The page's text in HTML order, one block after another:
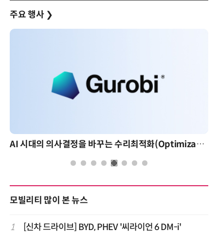
주요 행사 ❯
AI 시대의 의사결정을 바꾸는 수리최적화(Optimization): 실제 산업 적용 사례와 활용 전략
모빌리티 많이 본 뉴스
1 [신차 드라이브] BYD, PHEV '씨라이언 6 DM-i'